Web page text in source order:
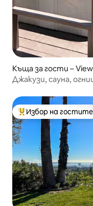
Къща за гости –
Джакузи, сауна,
Най-популярен
Избор на гостите